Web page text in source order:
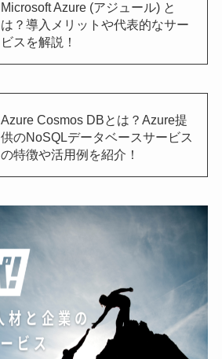
Microsoft Azure (アジュール) と
は？導入メリットや代表的なサー
ビスを解説！
Azure Cosmos DBとは？Azure提
供のNoSQLデータベースサービス
の特徴や活用例を紹介！